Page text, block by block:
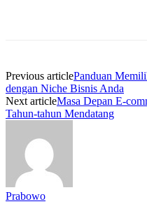
Previous articlePanduan
dengan Niche Bisnis Anda
Next articleMasa Depan E-
Tahun-tahun Mendatang
Prabowo